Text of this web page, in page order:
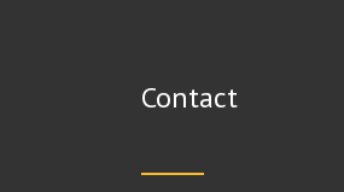
Contact